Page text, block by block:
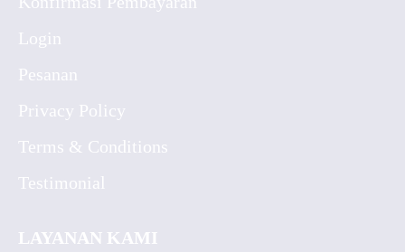
Login
Pesanan
Privacy Policy
Terms & Conditions
Testimonial
LAYANAN KAMI